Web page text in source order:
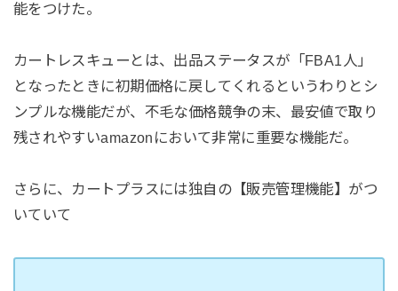
能をつけた。
カートレスキューとは、出品ステータスが「FBA1人」
となったときに初期価格に戻してくれるというわりとシ
ンプルな機能だが、不毛な価格競争の末、最安値で取り
残されやすいamazonにおいて非常に重要な機能だ。
さらに、カートプラスには独自の【販売管理機能】がつ
いていて